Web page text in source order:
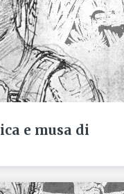
e musa di